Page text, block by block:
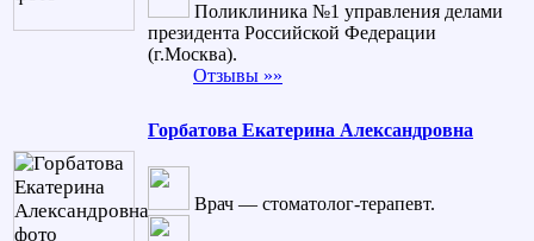
Поликлиника №1 управления делами
президента Российской Федерации
(г.Москва).
Отзывы »»
Горбатова Екатерина Александровна
Врач — стоматолог-терапевт.